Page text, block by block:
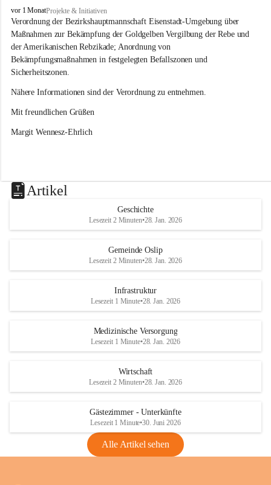
O
s
l
i
p
vor 1 MonatProjekte & Initiativen
Verordnung der Bezirkshauptmannschaft Eisenstadt-Umgebung über
Maßnahmen zur Bekämpfung der Goldgelben Vergilbung der Rebe und
der Amerikanischen Rebzikade; Anordnung von
Bekämpfungsmaßnahmen in festgelegten Befallszonen und
Sicherheitszonen.
Nähere Informationen sind der Verordnung zu entnehmen.
Mit freundlichen Grüßen
Margit Wennesz-Ehrlich
Artikel
Geschichte
Lesezeit 2 Minuten•28. Jan. 2026
Gemeinde Oslip
Lesezeit 2 Minuten•28. Jan. 2026
Infrastruktur
Lesezeit 1 Minute•28. Jan. 2026
Medizinische Versorgung
Lesezeit 1 Minute•28. Jan. 2026
Wirtschaft
Lesezeit 2 Minuten•28. Jan. 2026
Gästezimmer - Unterkünfte
Lesezeit 1 Minute•30. Juni 2026
Alle Artikel sehen